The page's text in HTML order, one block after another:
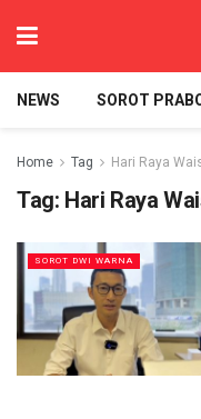
NEWS SOROT
Home Tag Hari Raya
Tag: Hari Raya
SOROT DWI WARNA